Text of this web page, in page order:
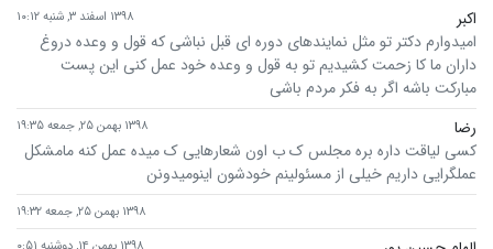
اکبر ۱۳۹۸ اسفند ۳, شنبه ۱۰:۱۲
امیدوارم دکتر تو مثل نمایندهای دوره ای قبل نباشی که قول و وعده دروغ
داران ما کا زحمت کشیدیم تو به قول و وعده خود عمل کنی این پست
مبارکت باشه اگر به فکر مردم باشی
رضا
۱۳۹۸ بهمن ۲۵, جمعه ۱۹:۳۵
کسی لیاقت داره بره مجلس ک ب اون شعارهایی ک میده عمل کنه مامشکل
عملگرایی داریم خیلی از مسئولینم خودشون اینومیدونن
۱۳۹۸ بهمن ۲۵, جمعه ۱۹:۳۲